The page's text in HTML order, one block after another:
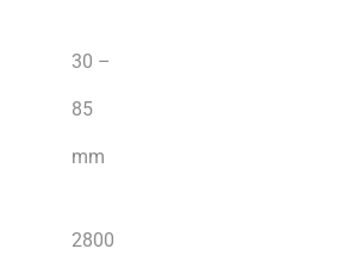
30 –
85
mm
2800